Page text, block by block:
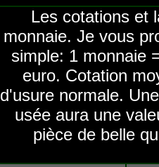
Les cotations et
monnaie. Je vous
simple: 1 monnaie
euro. Cotation
d'usure normale.
usée aura une
pièce de belle